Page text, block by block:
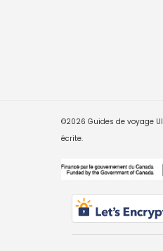
©2026 Guides de voyage
écrite.